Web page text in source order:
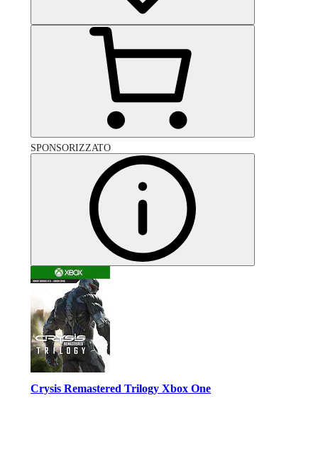
SPONSORIZZATO
Crysis Remastered Trilogy Xbox One